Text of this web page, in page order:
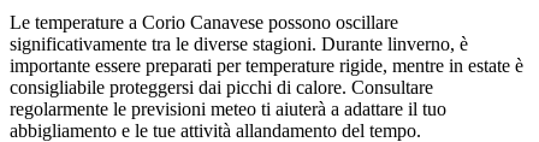
Le temperature a Corio Canavese possono oscillare
significativamente tra le diverse stagioni. Durante linverno, è
importante essere preparati per temperature rigide, mentre in estate è
consigliabile proteggersi dai picchi di calore. Consultare
regolarmente le previsioni meteo ti aiuterà a adattare il tuo
abbigliamento e le tue attività allandamento del tempo.